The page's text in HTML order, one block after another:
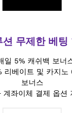
션 무제한 베팅
일 5% 캐쉬백 보너
리베이트 및 카지노
보너스
계좌이체 결제 옵션